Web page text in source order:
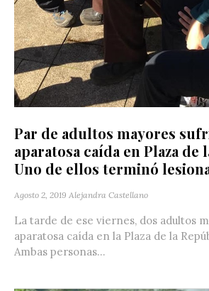
Par de adultos mayores
aparatosa caída en Plaza de
Uno de ellos terminó
Agosto 2, 2019 Alejandra Castellano
La tarde de ese viernes, dos adultos
aparatosa caída en la Plaza de la
Ambas personas...